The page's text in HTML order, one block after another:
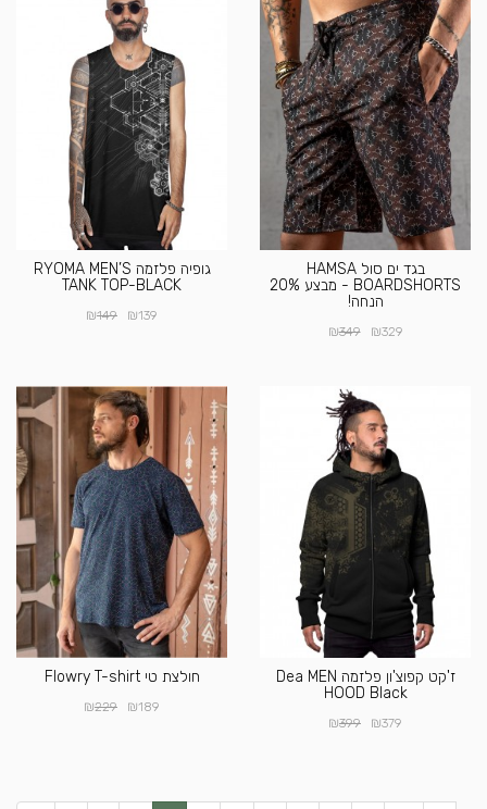
בגד ים סול HAMSA
BOARDSHORTS - מבצע 20%
הנחה!
₪329
₪349
גופיה פלזמה RYOMA MEN’S
TANK TOP-BLACK
₪139
₪149
ז'קט קפוצ'ון פלזמה Dea MEN
HOOD Black
₪379
₪399
חולצת טי Flowry T-shirt
₪189
₪229